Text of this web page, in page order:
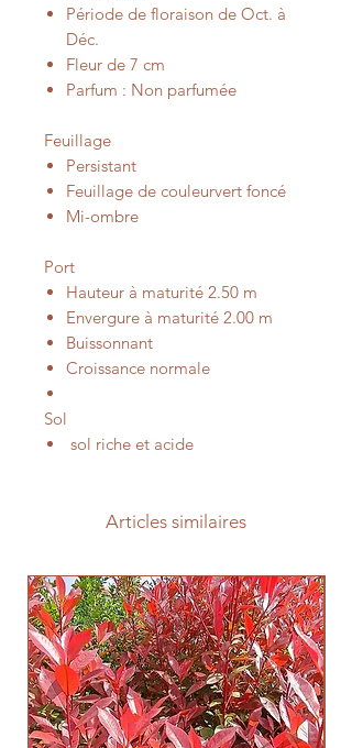
Période de floraison de Oct. à
Déc.
Fleur de 7 cm
Parfum : Non parfumée
Feuillage
Persistant
Feuillage de couleurvert foncé
Mi-ombre
Port
Hauteur à maturité 2.50 m
Envergure à maturité 2.00 m
Buissonnant
Croissance normale
Sol
sol riche et acide
Articles similaires